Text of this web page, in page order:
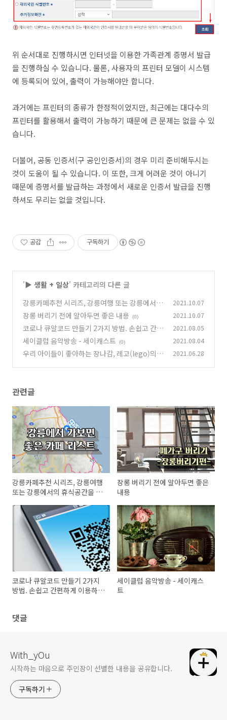
위 순서대로 진행하시면 인터넷을 이용한 가족관계 증명서 발급
을 진행하실 수 있습니다. 물론, 사용자의 프린터 모델이 시스템
에 등록되어 있어, 출력이 가능해야만 합니다.
과거에는 프린터의 종류가 한정적이었지만, 최근에는 대다수의
프린터를 활용해서 출력이 가능하기 때문에 큰 문제는 없을 수 있
습니다.
더불어, 공동 인증서(구 공인인증서)의 경우 미리 준비해두시는
것이 도움이 될 수 있습니다. 이 또한, 크게 어려운 것이 아니기
때문에 증명서를 발급하는 과정에서 새로운 인증서 발급을 진행
하셔도 무리는 없을 것입니다.
공감 구독하기
'▶ 생활 + 일상' 카테고리의 다른 글
강릉카페추천 시리즈, 강릉여행 또는 강릉에서의
휴식공간을 찾고 있다면 알아두면 좋아요.
2021.10.07
장롱 버리기 전에 알아두면 좋은 내용 (0) 2021.10.07
코로나 큐알코드 만들기 2가지 방법. 손쉽고 간편
하게 이용하세요. (1)
2021.08.05
세이클럽 음악방송 - 세이캐스트 (0) 2021.08.04
우리 아이들이 좋아하는 장나감, 레고(lego)의
2021.06.28
관련글
강릉카페추천 시리즈, 강릉여행
또는 강릉에서의 휴식공간을 찾
장롱 버리기 전에 알아두면 좋은
내용
코로나 큐알코드 만들기 2가지
방법. 손쉽고 간편하게 이용하세
세이클럽 음악방송 - 세이캐스
트
댓글
With_yOu
시작하는 마음으로 주인장이 선별한 내용을 공유합니다.
구독하기